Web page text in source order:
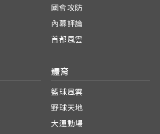
國會攻防
內幕評論
首都風雲
體育
籃球風雲
野球天地
大運動場